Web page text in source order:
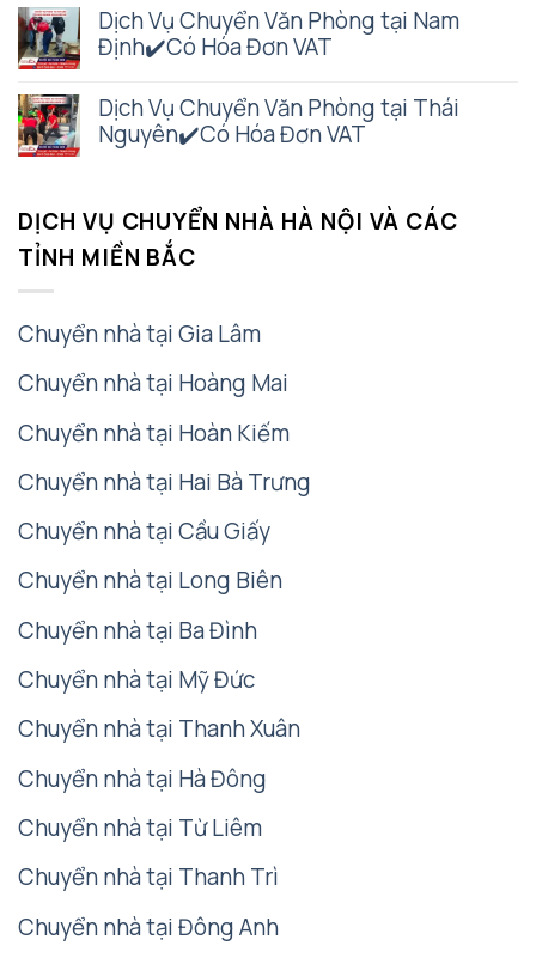
Dịch Vụ Chuyển Văn Phòng tại Nam
Định✔️Có Hóa Đơn VAT
Dịch Vụ Chuyển Văn Phòng tại Thái
Nguyên✔️Có Hóa Đơn VAT
DỊCH VỤ CHUYỂN NHÀ HÀ NỘI VÀ CÁC
TỈNH MIỀN BẮC
Chuyển nhà tại Gia Lâm
Chuyển nhà tại Hoàng Mai
Chuyển nhà tại Hoàn Kiếm
Chuyển nhà tại Hai Bà Trưng
Chuyển nhà tại Cầu Giấy
Chuyển nhà tại Long Biên
Chuyển nhà tại Ba Đình
Chuyển nhà tại Mỹ Đức
Chuyển nhà tại Thanh Xuân
Chuyển nhà tại Hà Đông
Chuyển nhà tại Từ Liêm
Chuyển nhà tại Thanh Trì
Chuyển nhà tại Đông Anh